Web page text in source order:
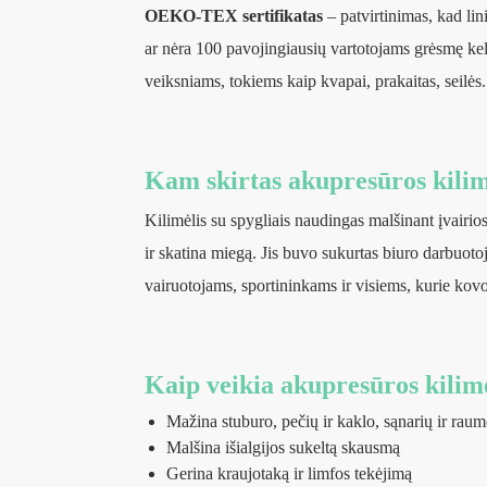
OEKO-TEX sertifikatas– patvirtinimas, kad
ar nėra 100 pavojingiausių vartotojams grėsmę
veiksniams, tokiems kaip kvapai, prakaitas, seilės.
Kam skirtas akupresūros
Kilimėlis su spygliais naudingas malšinant
ir skatina miegą. Jis buvo sukurtas biuro
vairuotojams, sportininkams ir visiems, kurie
Kaip veikia akupresūros
Mažina stuburo, pečių ir kaklo, sąnarių ir
Malšina išialgijos sukeltą skausmą
Gerina kraujotaką ir limfos tekėjimą